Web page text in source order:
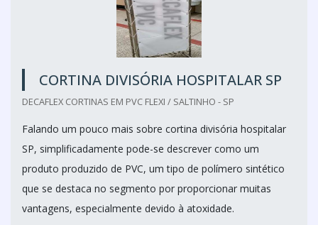
CORTINA DIVISÓRIA HOSPITALAR SP
DECAFLEX CORTINAS EM PVC FLEXI / SALTINHO - SP
Falando um pouco mais sobre cortina divisória hospitalar
SP, simplificadamente pode-se descrever como um
produto produzido de PVC, um tipo de polímero sintético
que se destaca no segmento por proporcionar muitas
vantagens, especialmente devido à atoxidade.